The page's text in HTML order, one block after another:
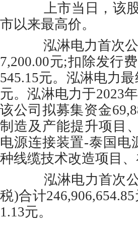
上市当日，该股
市以来最高价。
泓淋电力首次公
7,200.00元;扣除发行
545.15元。泓淋电力
元。泓淋电力于2023
该公司拟募集资金
制造及产能提升项目
电源连接装置-泰国电
种线缆技术改造项目
泓淋电力首次公
税)合计
1.13元。